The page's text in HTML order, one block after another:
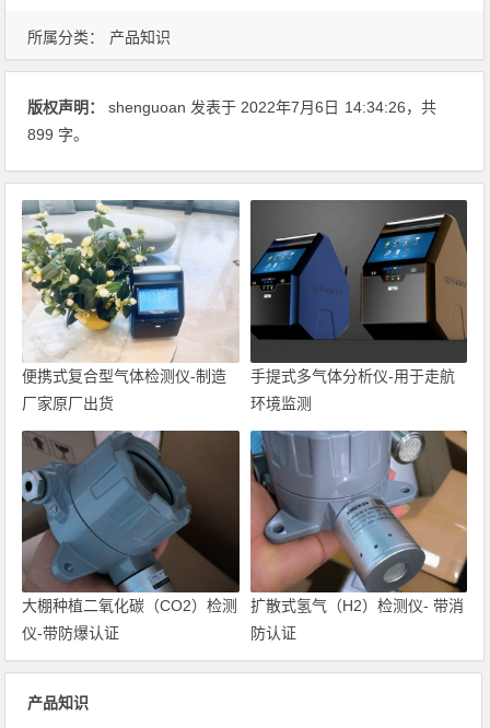
所属分类： 产品知识
版权声明： shenguoan 发表于 2022年7月6日 14:34:26，共
899 字。
便携式复合型气体检测仪-制造
厂家原厂出货
手提式多气体分析仪-用于走航
环境监测
大棚种植二氧化碳（CO2）检测
仪-带防爆认证
扩散式氢气（H2）检测仪- 带消
防认证
产品知识